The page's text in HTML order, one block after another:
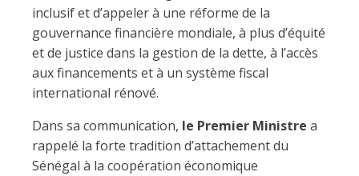
inclusif et d’appeler à une réforme de la
gouvernance financière mondiale, à plus d’équité
et de justice dans la gestion de la dette, à l’accès
aux financements et à un système fiscal
international rénové.
Dans sa communication, le Premier Ministre a
rappelé la forte tradition d’attachement du
Sénégal à la coopération économique